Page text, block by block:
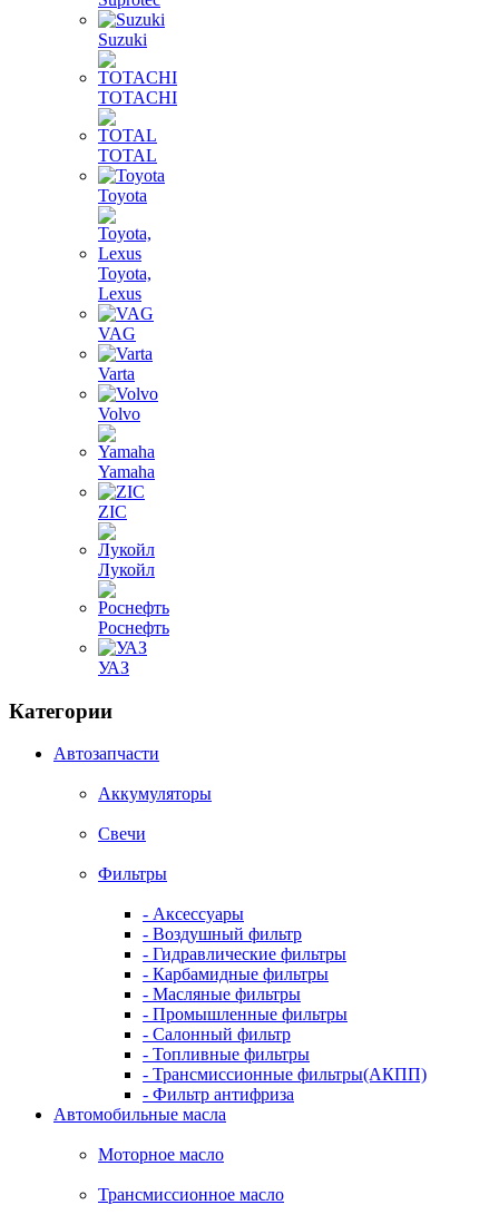
Suzuki
TOTACHI
TOTAL
Toyota
Toyota,
Lexus
VAG
Varta
Volvo
Yamaha
ZIC
Лукойл
Роснефть
УАЗ
Категории
Автозапчасти
Аккумуляторы
Свечи
Фильтры
- Аксессуары
- Воздушный фильтр
- Гидравлические фильтры
- Карбамидные фильтры
- Масляные фильтры
- Промышленные фильтры
- Салонный фильтр
- Топливные фильтры
- Трансмиссионные фильтры(АКПП)
- Фильтр антифриза
Автомобильные масла
Моторное масло
Трансмиссионное масло